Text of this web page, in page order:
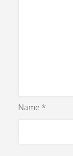
Name *